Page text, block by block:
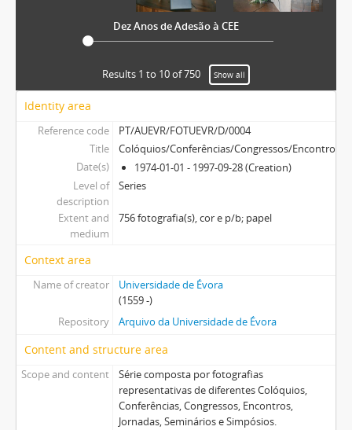
Dez Anos de Adesão à CEE
Results 1 to 10 of 750 Show all
Identity area
Reference code
PT/AUEVR/FOTUEVR/D/0004
Title
Colóquios/Conferências/Congressos/Encontros/
Date(s)
1974-01-01 - 1997-09-28 (Creation)
Level of
description
Series
Extent and
medium
756 fotografia(s), cor e p/b; papel
Context area
Name of creator
Universidade de Évora
(1559 -)
Repository
Arquivo da Universidade de Évora
Content and structure area
Scope and content
Série composta por fotografias
representativas de diferentes Colóquios,
Conferências, Congressos, Encontros,
Jornadas, Seminários e Simpósios.